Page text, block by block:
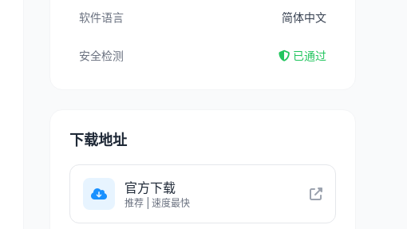
软件语言 简体中文
安全检测 已通过
下载地址
官方下载
推荐 | 速度最快